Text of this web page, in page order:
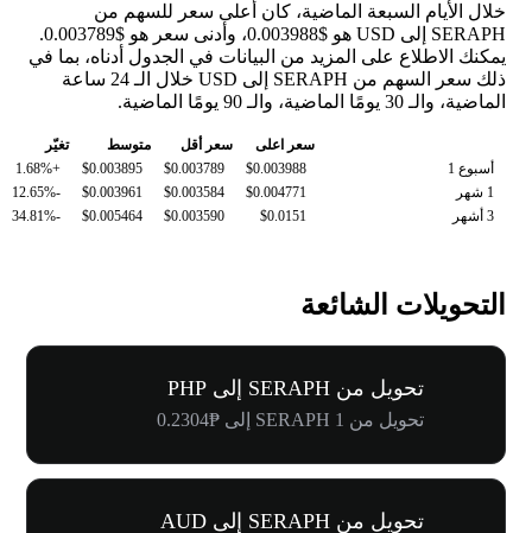
خلال الأيام السبعة الماضية، كان أعلى سعر للسهم من
SERAPH إلى USD هو $0.003988، وأدنى سعر هو $0.003789.
يمكنك الاطلاع على المزيد من البيانات في الجدول أدناه، بما في
ذلك سعر السهم من SERAPH إلى USD خلال الـ 24 ساعة
الماضية، والـ 30 يومًا الماضية، والـ 90 يومًا الماضية.
سعر اعلى سعر أقل متوسط
تغيّر
أسبوع 1
$0.003988
$0.003789
$0.003895
+1.68%
1 شهر
$0.004771
$0.003584
$0.003961
-12.65%
3 أشهر
$0.0151
$0.003590
$0.005464
-34.81%
التحويلات الشائعة
تحويل من SERAPH إلى PHP
تحويل من 1 SERAPH إلى ₱0.2304
تحويل من SERAPH إلى AUD